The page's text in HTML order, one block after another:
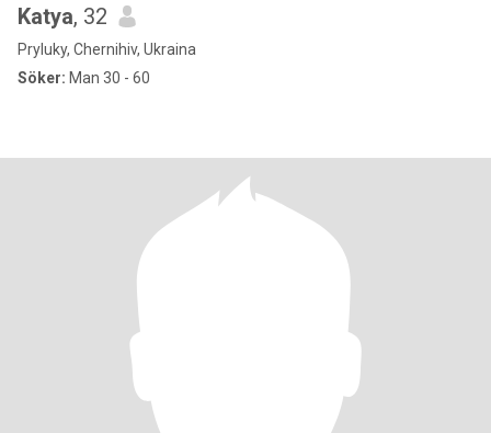
Katya, 32
Pryluky, Chernihiv, Ukraina
Söker: Man 30 - 60